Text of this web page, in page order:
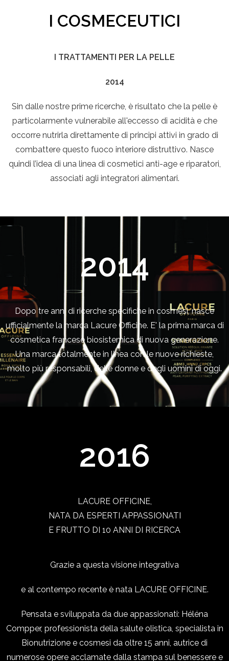
I COSMECEUTICI
I TRATTAMENTI PER LA PELLE
2014
Sin dalle nostre prime ricerche, è risultato che la pelle è
particolarmente vulnerabile all'eccesso di acidità e che
occorre nutrirla direttamente di principi attivi in grado di
combattere questo fuoco interiore distruttivo. Nasce
quindi l’idea di una linea di cosmetici anti-age e riparatori,
associati agli integratori alimentari.
2014
Dopo tre anni di ricerche specifiche in cosmesi, nasce
ufficialmente la marca Lacure Officine. E' la prima marca di
cosmetica francese biosistemica di nuova generazione.
Una marca totalmente in linea con le nuove richieste,
molto più responsabili, delle donne e degli uomini di oggi.
2016
LACURE OFFICINE,
NATA DA ESPERTI APPASSIONATI
E FRUTTO DI 10 ANNI DI RICERCA
Grazie a questa visione integrativa
e al contempo recente è nata LACURE OFFICINE.
Pensata e sviluppata da due appassionati: Héléna
Compper, professionista della salute olistica, specialista in
Bionutrizione e cosmesi da oltre 15 anni, autrice di
numerose opere acclamate dalla stampa sul benessere e